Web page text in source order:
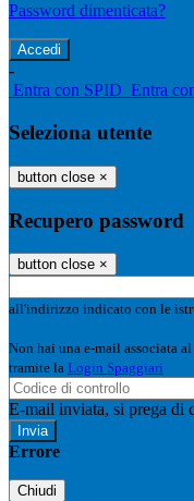
Password dimenticata?
-
Entra con SPID Entra
Seleziona utente
button close ×
Recupero password
button close ×
all'indirizzo indicato con le
Non hai una e-mail associata
tramite la Login Spaggiari
E-mail inviata, si prega di
Errore
Chiudi